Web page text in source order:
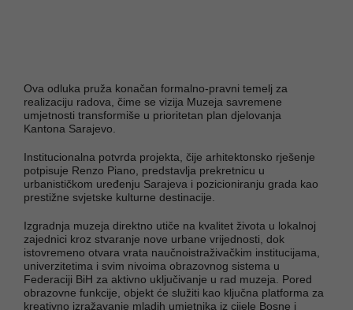
Ova odluka pruža konačan formalno-pravni temelj za
realizaciju radova, čime se vizija Muzeja savremene
umjetnosti transformiše u prioritetan plan djelovanja
Kantona Sarajevo.
Institucionalna potvrda projekta, čije arhitektonsko rješenje
potpisuje Renzo Piano, predstavlja prekretnicu u
urbanističkom uređenju Sarajeva i pozicioniranju grada kao
prestižne svjetske kulturne destinacije.
Izgradnja muzeja direktno utiče na kvalitet života u lokalnoj
zajednici kroz stvaranje nove urbane vrijednosti, dok
istovremeno otvara vrata naučnoistraživačkim institucijama,
univerzitetima i svim nivoima obrazovnog sistema u
Federaciji BiH za aktivno uključivanje u rad muzeja. Pored
obrazovne funkcije, objekt će služiti kao ključna platforma za
kreativno izražavanje mladih umjetnika iz cijele Bosne i